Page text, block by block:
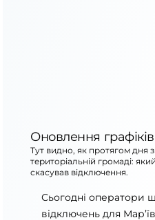
Оновлення
Тут видно, як протягом дня
територіальній громаді:
скасував відключення.
Сьогодні оператори
відключень для